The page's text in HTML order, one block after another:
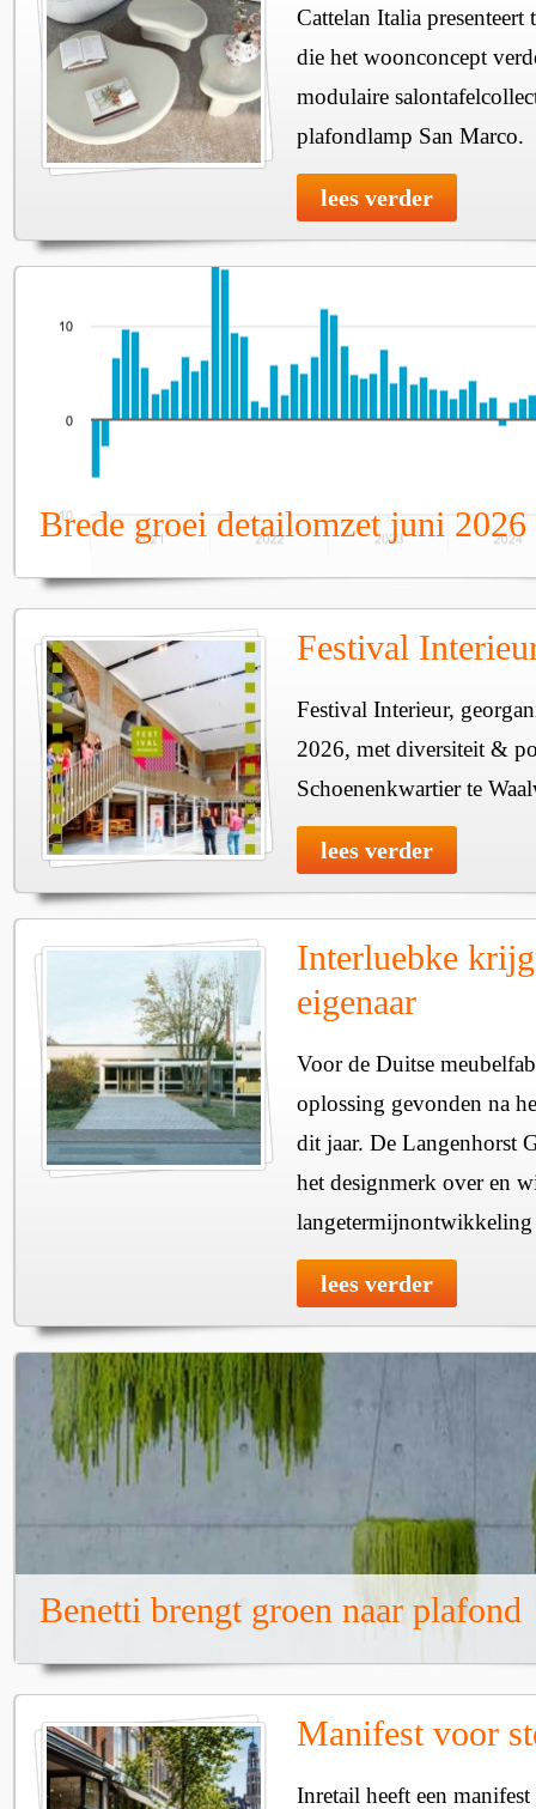
Cattelan Italia
die het woonconcept
modulaire
plafondlamp San Marco.
lees verder
Brede groei detailomzet juni 2026
Festival
Festival Interieur,
2026, met diversiteit &
Schoenenkwartier te
lees verder
Interluebke
eigenaar
Voor de Duitse
oplossing gevonden na
dit jaar. De Langenhorst
het designmerk over en
lees verder
Benetti brengt groen naar plafond
Manifest voor
Inretail heeft een